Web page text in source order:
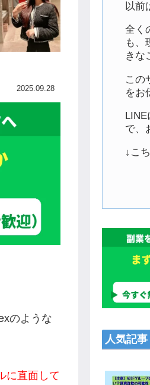
2025.09.28
のような
に直面して
以前
全く
も、
きな
この
をお
で、
↓こ
人気記事